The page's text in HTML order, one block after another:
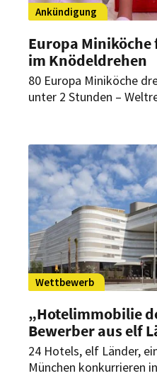
Ankündigung
Europa
im Knödeldrehen
80 Europa Miniköche
unter 2 Stunden –
Teamleistung geehrt.
Wettbewerb
„Hotelimmobilie
Bewerber aus elf
24 Hotels, elf Länder,
München konkurrieren